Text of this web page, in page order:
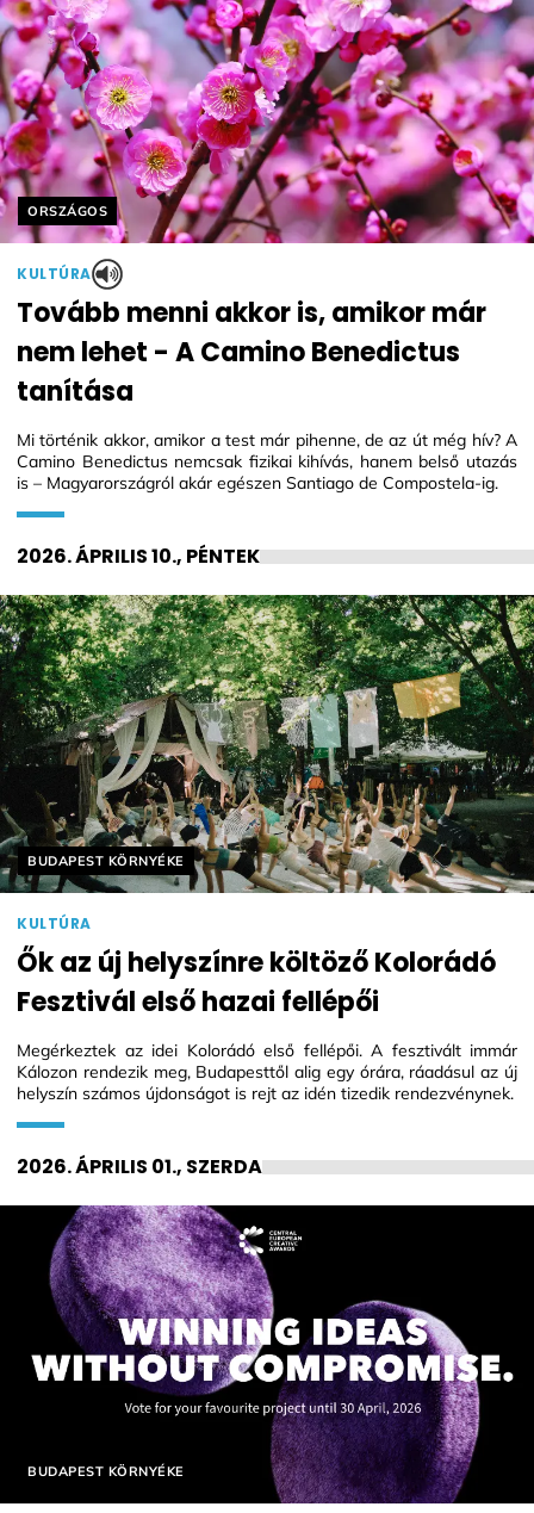
Helyszín címkék:
ORSZÁGOS
KULTÚRA
Tovább menni akkor is, amikor már
nem lehet - A Camino Benedictus
tanítása
Mi történik akkor, amikor a test már pihenne, de az út még hív? A
Camino Benedictus nemcsak fizikai kihívás, hanem belső utazás
is – Magyarországról akár egészen Santiago de Compostela-ig.
2026. ÁPRILIS 10., PÉNTEK
Helyszín címkék:
BUDAPEST KÖRNYÉKE
KULTÚRA
Ők az új helyszínre költöző Kolorádó
Fesztivál első hazai fellépői
Megérkeztek az idei Kolorádó első fellépői. A fesztivált immár
Kálozon rendezik meg, Budapesttől alig egy órára, ráadásul az új
helyszín számos újdonságot is rejt az idén tizedik rendezvénynek.
2026. ÁPRILIS 01., SZERDA
Helyszín címkék:
BUDAPEST KÖRNYÉKE